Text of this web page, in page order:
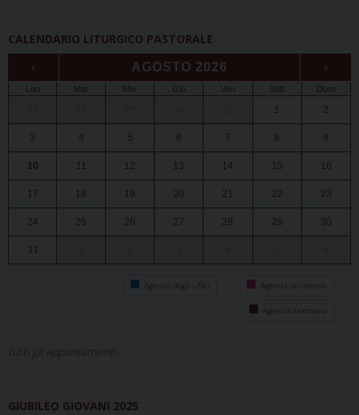
CALENDARIO LITURGICO PASTORALE
‹ AGOSTO 2026 ›
Lun Mar Mer Gio Ven Sab Dom
1 2
3 4 5 6 7 8 9
10 11 12 13 14 15 16
17 18 19 20 21 22 23
24 25 26 27 28 29 30
31
Agenda degli uffici Agenda del vescovo
Agenda diocesana
tutti gli appuntamenti...
GIUBILEO GIOVANI 2025